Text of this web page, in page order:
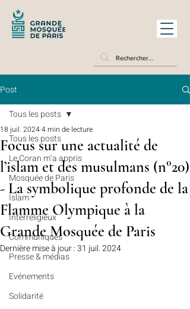
Post
Tous les posts
Le Coran m’a appris
Mosquée de Paris
Islam
Interreligieux
Communiqués
Presse & médias
Evénements
Solidarité
Tous les posts
Focus sur une actualité de
l’islam et des musulmans (n°20)
- La symbolique profonde de la
Flamme Olympique à la
Grande Mosquée de Paris
18 juil. 20244 min de lecture
Dernière mise à jour :31 juil. 2024